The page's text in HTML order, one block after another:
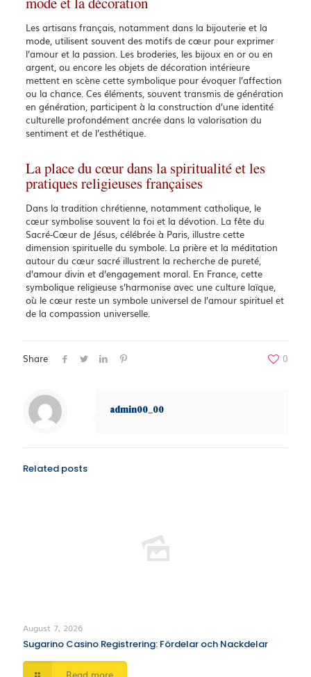
Les artisans français, notamment dans la bijouterie et la
mode, utilisent souvent des motifs de cœur pour exprimer
l’amour et la passion. Les broderies, les bijoux en or ou en
argent, ou encore les objets de décoration intérieure
mettent en scène cette symbolique pour évoquer l’affection
ou la chance. Ces éléments, souvent transmis de génération
en génération, participent à la construction d’une identité
culturelle profondément ancrée dans la valorisation du
sentiment et de l’esthétique.
La place du cœur dans la spiritualité et les
pratiques religieuses françaises
Dans la tradition chrétienne, notamment catholique, le
cœur symbolise souvent la foi et la dévotion. La fête du
Sacré-Cœur de Jésus, célébrée à Paris, illustre cette
dimension spirituelle du symbole. La prière et la méditation
autour du cœur sacré illustrent la recherche de pureté,
d’amour divin et d’engagement moral. En France, cette
symbolique religieuse s’harmonise avec une culture laïque,
où le cœur reste un symbole universel de l’amour spirituel et
de la compassion universelle.
Share 0
admin00_00
Related posts
August 7, 2026
Sugarino Casino Registrering: Fördelar och Nackdelar